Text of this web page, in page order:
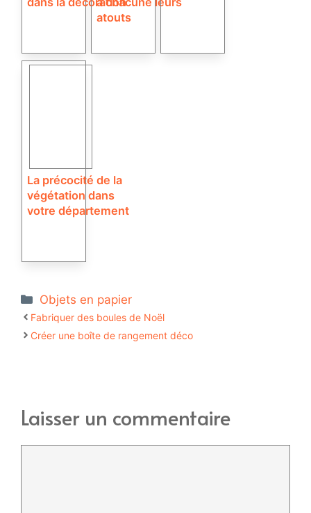
atouts
La précocité de la
végétation dans
votre département
Catégories
Objets en papier
Fabriquer des boules de Noël
Créer une boîte de rangement déco
Laisser un commentaire